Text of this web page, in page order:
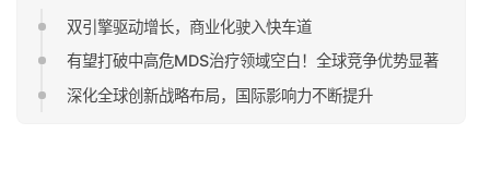
双引擎驱动增长，商业化驶入快车道
有望打破中高危MDS治疗领域空白！全球竞争优势显著
深化全球创新战略布局，国际影响力不断提升